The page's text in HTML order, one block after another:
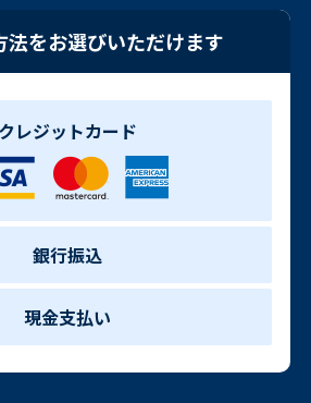
法をお選びいただけます
クレジットカード
銀行振込
現金支払い